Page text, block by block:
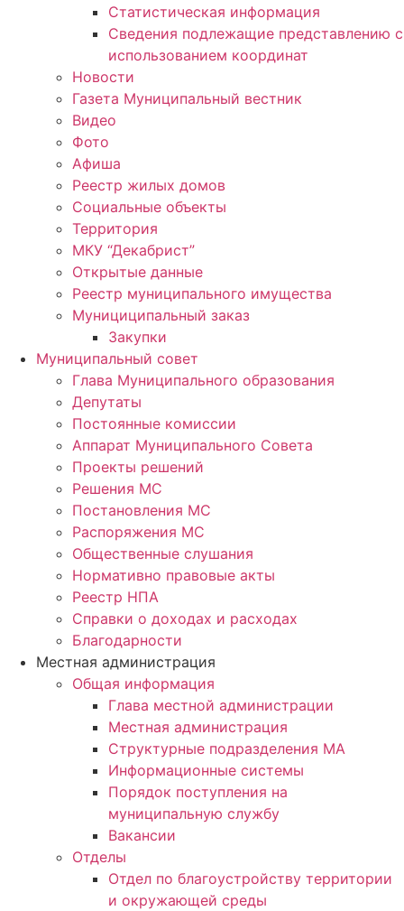
Статистическая информация
Сведения подлежащие представлению с
использованием координат
Новости
Газета Муниципальный вестник
Видео
Фото
Афиша
Реестр жилых домов
Социальные объекты
Территория
МКУ “Декабрист”
Открытые данные
Реестр муниципального имущества
Мунициципальный заказ
Закупки
Муниципальный совет
Глава Муниципального образования
Депутаты
Постоянные комиссии
Аппарат Муниципального Совета
Проекты решений
Решения МС
Постановления МС
Распоряжения МС
Общественные слушания
Нормативно правовые акты
Реестр НПА
Справки о доходах и расходах
Благодарности
Местная администрация
Общая информация
Глава местной администрации
Местная администрация
Структурные подразделения МА
Информационные системы
Порядок поступления на
муниципальную службу
Вакансии
Отделы
Отдел по благоустройству территории
и окружающей среды